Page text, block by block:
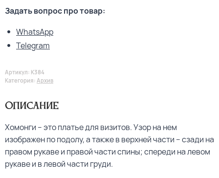
Задать вопрос про товар:
WhatsApp
Telegram
Артикул: K384
Категория: Архив
Описание
Хомонги – это платье для визитов. Узор на нем
изображен по подолу, а также в верхней части – сзади на
правом рукаве и правой части спины; спереди на левом
рукаве и в левой части груди.